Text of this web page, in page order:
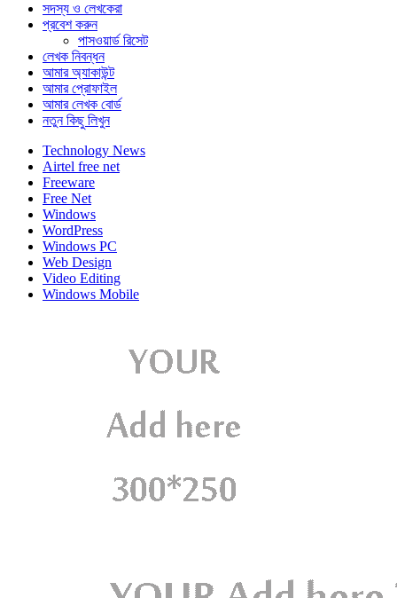
সদস্য ও লেখকেরা
প্রবেশ করুন
পাসওয়ার্ড রিসেট
লেখক নিবন্ধন
আমার অ্যাকাউন্ট
আমার প্রোফাইল
আমার লেখক বোর্ড
নতুন কিছু লিখুন
Technology News
Airtel free net
Freeware
Free Net
Windows
WordPress
Windows PC
Web Design
Video Editing
Windows Mobile